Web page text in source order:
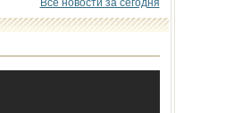
Все новости за сегодня